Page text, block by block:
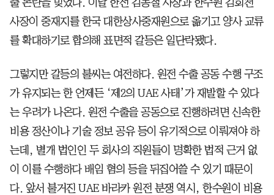
출 논란을 빚었다. 이날 한전 김동철 사장과 한수원 김회천
사장이 중재지를 한국 대한상사중재원으로 옮기고 양사 교류
를 확대하기로 합의해 표면적 갈등은 일단락됐다.
그렇지만 갈등의 불씨는 여전하다. 원전 수출 공동 수행 구조
가 유지되는 한 언제든 ‘제2의 UAE 사태’가 재발할 수 있다
는 우려가 나온다. 원전 수출을 공동으로 진행하려면 신속한
비용 정산이나 기술 정보 공유 등이 유기적으로 이뤄져야 하
는데, 별개 법인인 두 회사의 직원들이 명확한 법적 근거 없
이 이를 수행하다 배임 혐의 등을 뒤집어쓸 수 있기 때문이
다. 앞서 불거진 UAE 바라카 원전 분쟁 역시, 한수원이 비용